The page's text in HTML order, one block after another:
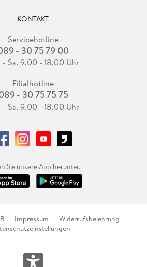
KONTAKT
Servicehotline
- 30 75 79 00
- Sa. 9.00 - 18.00 Uhr
Filialhotline
- 30 75 75 75
- Sa. 9.00 - 18.00 Uhr
Sie unsere App herunter.
Impressum
Widerrufsbelehrung